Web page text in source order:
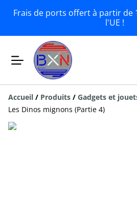
Frais de ports offert à partir de
l'UE !
Accueil / Produits / Gadgets et
Les Dinos mignons (Partie 4)